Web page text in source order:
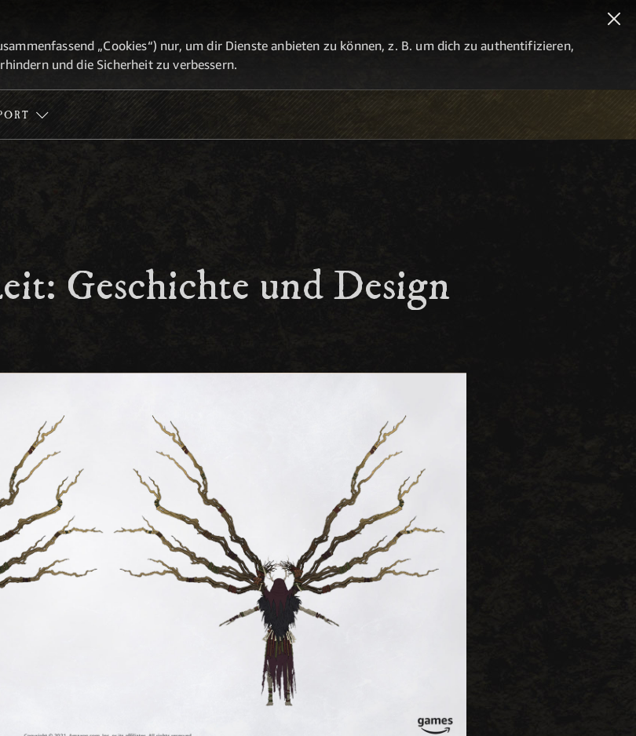
„Cookies“) nur, um dir Dienste anbieten zu können, z. B. um dich zu authentifizieren,
und die Sicherheit zu verbessern.
Geschichte und Design